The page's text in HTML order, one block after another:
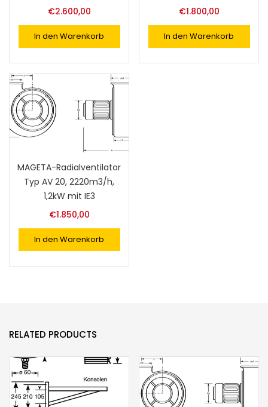
€2.600,00
In den Warenkorb
€1.800,00
In den Warenkorb
MAGETA-Radialventilator
Typ AV 20, 2220m3/h,
1,2kW mit IE3
€1.850,00
In den Warenkorb
RELATED PRODUCTS